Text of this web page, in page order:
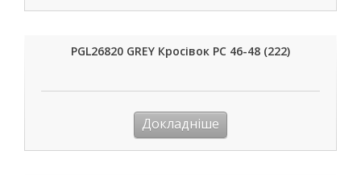
PGL26820 GREY Кросівок РС 46-48 (222)
Докладніше